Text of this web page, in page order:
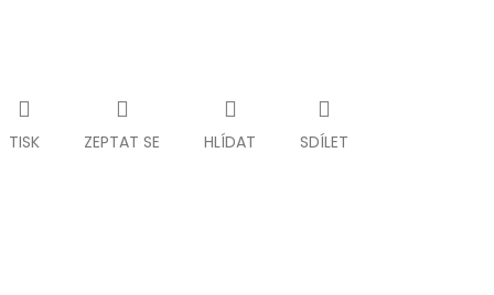
TISK ZEPTAT SE HLÍDAT SDÍLET